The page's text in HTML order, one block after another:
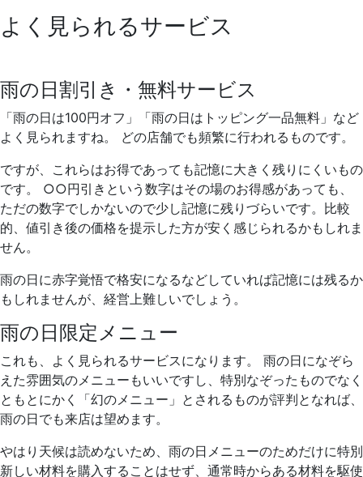
よく見られるサービス
雨の日割引き・無料サービス
「雨の日は100円オフ」「雨の日はトッピング一品無料」など
よく見られますね。 どの店舗でも頻繁に行われるものです。
ですが、これらはお得であっても記憶に大きく残りにくいもの
です。 ○○円引きという数字はその場のお得感があっても、
ただの数字でしかないので少し記憶に残りづらいです。比較
的、値引き後の価格を提示した方が安く感じられるかもしれま
せん。
雨の日に赤字覚悟で格安になるなどしていれば記憶には残るか
もしれませんが、経営上難しいでしょう。
雨の日限定メニュー
これも、よく見られるサービスになります。 雨の日になぞら
えた雰囲気のメニューもいいですし、特別なぞったものでなく
ともとにかく「幻のメニュー」とされるものが評判となれば、
雨の日でも来店は望めます。
やはり天候は読めないため、雨の日メニューのためだけに特別
新しい材料を購入することはせず、通常時からある材料を駆使